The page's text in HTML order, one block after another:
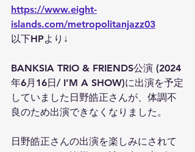
https://www.eight-
islands.com/metropolitanjazz03
以下HPより↓
BANKSIA TRIO & FRIENDS公演 (2024
年6月16日/ I’M A SHOW)に出演を予定
していました日野皓正さんが、体調不
良のため出演できなくなりました。
日野皓正さんの出演を楽しみにされて